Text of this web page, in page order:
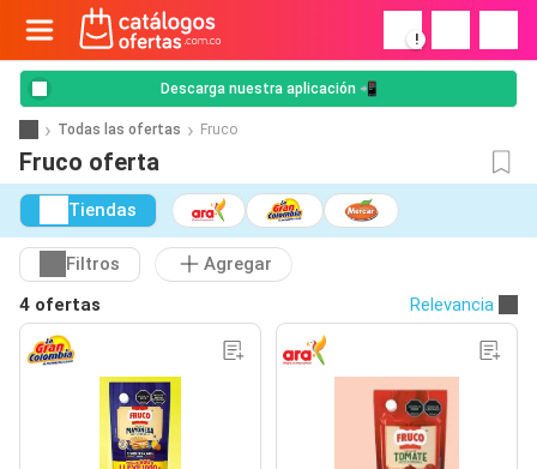
!
Descarga nuestra aplicación 📲
Todas las ofertas Fruco
Fruco oferta
Tiendas
Filtros
Agregar
4 ofertas
Relevancia